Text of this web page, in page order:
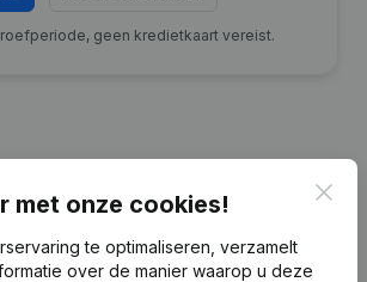
geen kredietkaart vereist.
Publicatie
met onze cookies!
te optimaliseren, verzamelt
over de manier waarop u deze